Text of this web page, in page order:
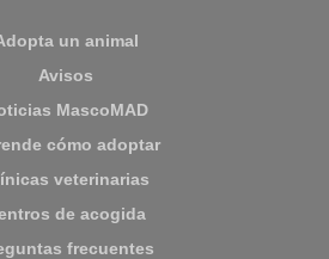
un animal
Avisos
MascoMAD
cómo adoptar
veterinarias
de acogida
frecuentes